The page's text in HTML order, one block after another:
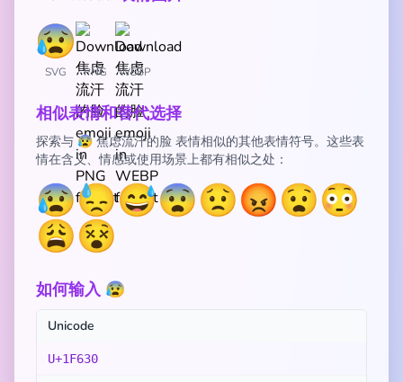
SVG PNG WEBP
相似表情和替代选择
探索与 😰 焦虑流汗的脸 表情相似的其他表情符号。这些表
情在含义、情感或使用场景上都有相似之处：
😰😓😅😨😟😡😧😳
😩😵
如何输入 😰
Unicode
U+1F630